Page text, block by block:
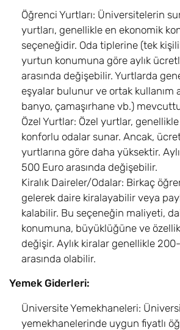
Öğrenci Yurtları: Üniversitelerin
yurtları, genellikle en ekonomik
seçeneğidir. Oda tiplerine (tek
yurtun konumuna göre aylık
arasında değişebilir. Yurtlarda
eşyalar bulunur ve ortak kullanım
banyo, çamaşırhane vb.)
Özel Yurtlar: Özel yurtlar,
konforlu odalar sunar. Ancak,
yurtlarına göre daha yüksektir.
500 Euro arasında değişebilir.
Kiralık Daireler/Odalar: Birkaç
gelerek daire kiralayabilir veya
kalabilir. Bu seçeneğin maliyeti,
konumuna, büyüklüğüne ve
değişir. Aylık kiralar genellikle
arasında olabilir.
Yemek Giderleri:
Üniversite Yemekhaneleri:
yemekhanelerinde uygun fiyatlı